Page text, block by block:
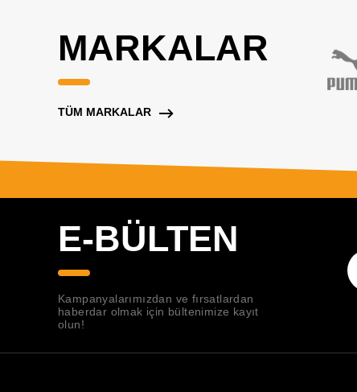
MARKALAR
TÜM MARKALAR
E-BÜLTEN
Kampanyalarımızdan ve fırsatlardan
haberdar olmak için bültenimize kayıt
olun!